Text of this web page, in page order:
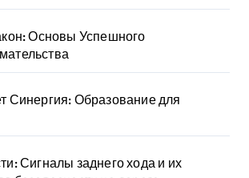
Основы Успешного
Синергия: Образование для
Сигналы заднего хода и их